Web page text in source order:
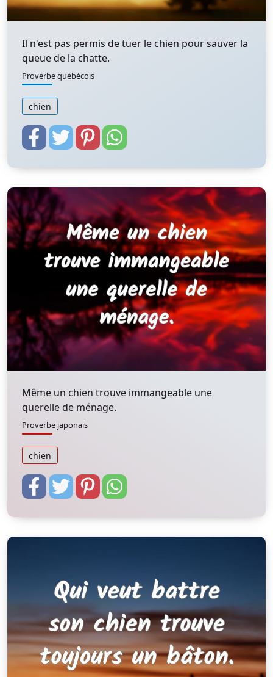
Il n'est pas permis de tuer le chien pour sauver la
queue de la chatte.
Proverbe québécois
chien
Même un chien trouve immangeable une
querelle de ménage.
Proverbe japonais
chien